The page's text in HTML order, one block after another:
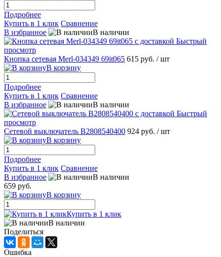
Подробнее
Купить в 1 клик Сравнение
В избранное
В наличии
Быстрый
просмотр
Кнопка сетевая Merl-034349 69it065 615 руб. / шт
В корзину
Подробнее
Купить в 1 клик Сравнение
В избранное
В наличии
Быстрый
просмотр
Сетевой выключатель B2808540400 924 руб. / шт
В корзину
Подробнее
Купить в 1 клик Сравнение
В избранное
В наличии
659 руб.
В корзину
Купить в 1 клик
В наличии
Поделиться
Ошибка